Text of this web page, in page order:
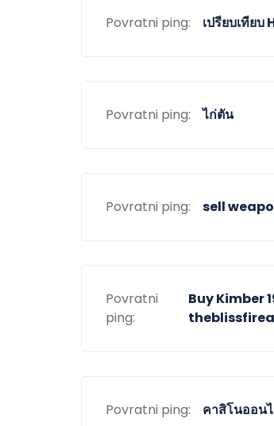
Povratni ping: เปรียบเทียบ
Povratni ping: ไก่ตัน
Povratni ping: sell
Povratni
ping:
Buy Kimber
Povratni ping: คาสิโนออน